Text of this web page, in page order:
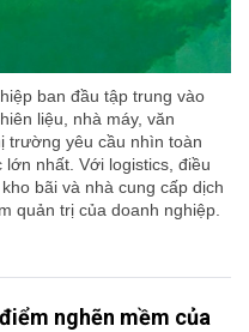
ban đầu tập trung vào
liệu, nhà máy, văn
trường yêu cầu nhìn toàn
nhất. Với logistics, điều
bãi và nhà cung cấp dịch
quản trị của doanh nghiệp.
nghẽn mềm của